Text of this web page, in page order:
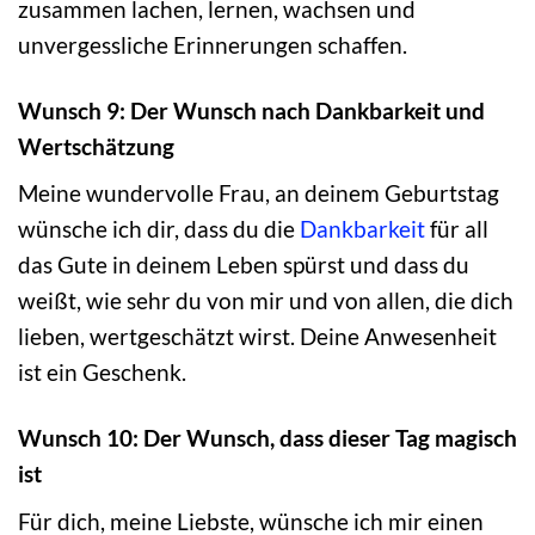
zusammen lachen, lernen, wachsen und
unvergessliche Erinnerungen schaffen.
Wunsch 9: Der Wunsch nach Dankbarkeit und
Wertschätzung
Meine wundervolle Frau, an deinem Geburtstag
wünsche ich dir, dass du die Dankbarkeitfür all
das Gute in deinem Leben spürst und dass du
weißt, wie sehr du von mir und von allen, die dich
lieben, wertgeschätzt wirst. Deine Anwesenheit
ist ein Geschenk.
Wunsch 10: Der Wunsch, dass dieser Tag magisch
ist
Für dich, meine Liebste, wünsche ich mir einen